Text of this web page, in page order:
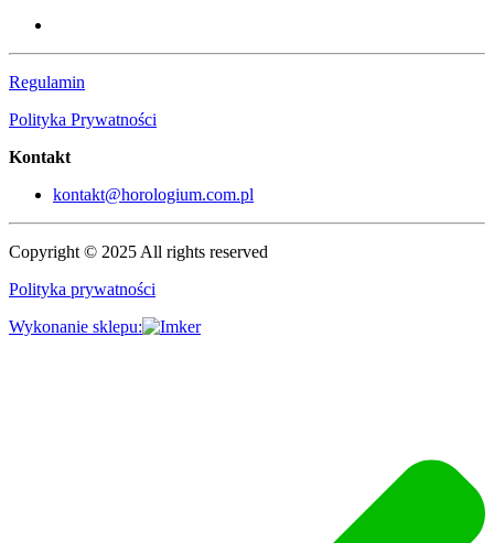
Regulamin
Polityka Prywatności
Kontakt
kontakt@horologium.com.pl
Copyright © 2025 All rights reserved
Polityka prywatności
Wykonanie sklepu: